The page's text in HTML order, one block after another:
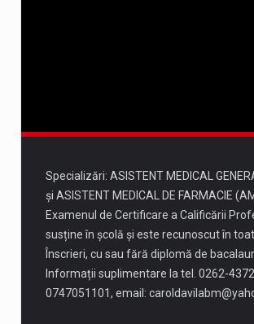
Specializări: ASISTENT MEDICAL
și ASISTENT MEDICAL DE FARMACIE
Examenul de Certificare a Calificării
susține în școlă și este recunoscut în
Înscrieri, cu sau fără diplomă de
Informații suplimentare la tel. 0262-
0747051101, email: